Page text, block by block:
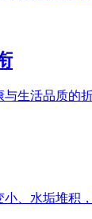
生活品质的
、水垢堆积